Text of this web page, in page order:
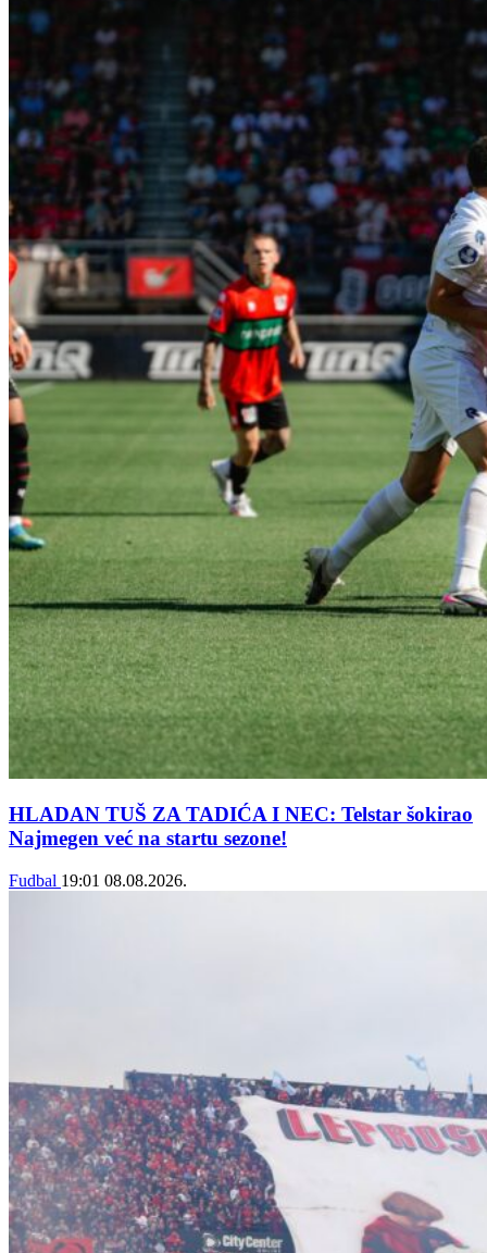
HLADAN TUŠ ZA TADIĆA I NEC: Telstar šokirao
Najmegen već na startu sezone!
Fudbal 19:01 08.08.2026.